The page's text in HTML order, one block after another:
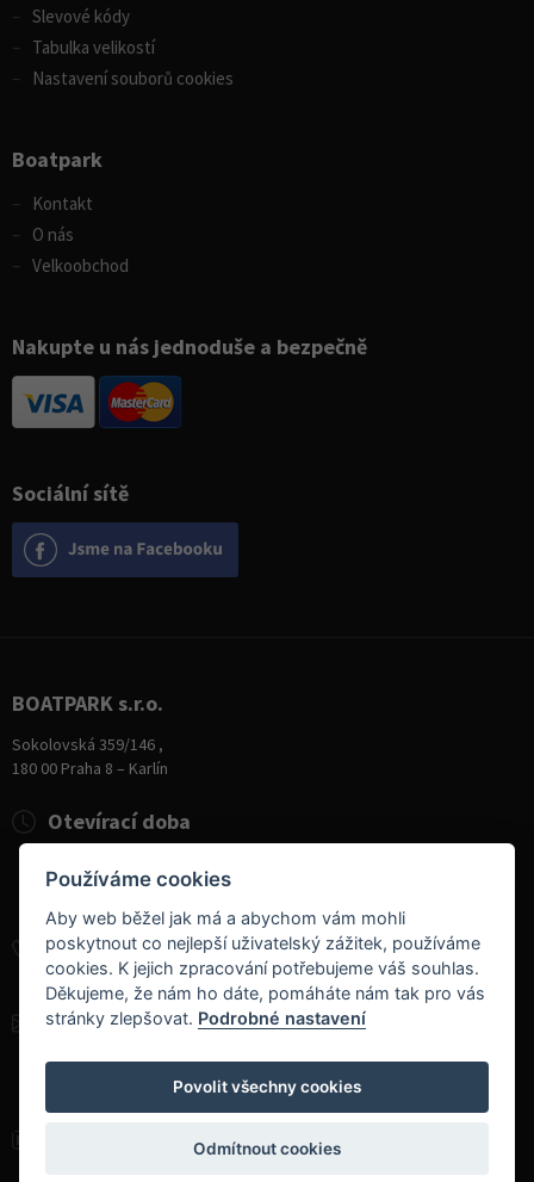
Sociální sítě
Slevové kódy
Tabulka velikostí
Nastavení souborů cookies
Boatpark
Kontakt
O nás
Velkoobchod
Nakupte u nás jednoduše a bezpečně
BOATPARK s.r.o.
Sokolovská 359/146 ,
180 00 Praha 8 – Karlín
+420 284 826 787
+420 604 728 042
info@boatpark.cz
Otevírací doba
Úterý - Pátek
10:00 - 19:00
Sobota
9:00 - 14:00
Používáme cookies
Aby web běžel jak má a abychom vám mohli
poskytnout co nejlepší uživatelský zážitek, používáme
cookies. K jejich zpracování potřebujeme váš souhlas.
Děkujeme, že nám ho dáte, pomáháte nám tak pro vás
stránky zlepšovat. Podrobné nastavení
Povolit všechny cookies
Odmítnout cookies